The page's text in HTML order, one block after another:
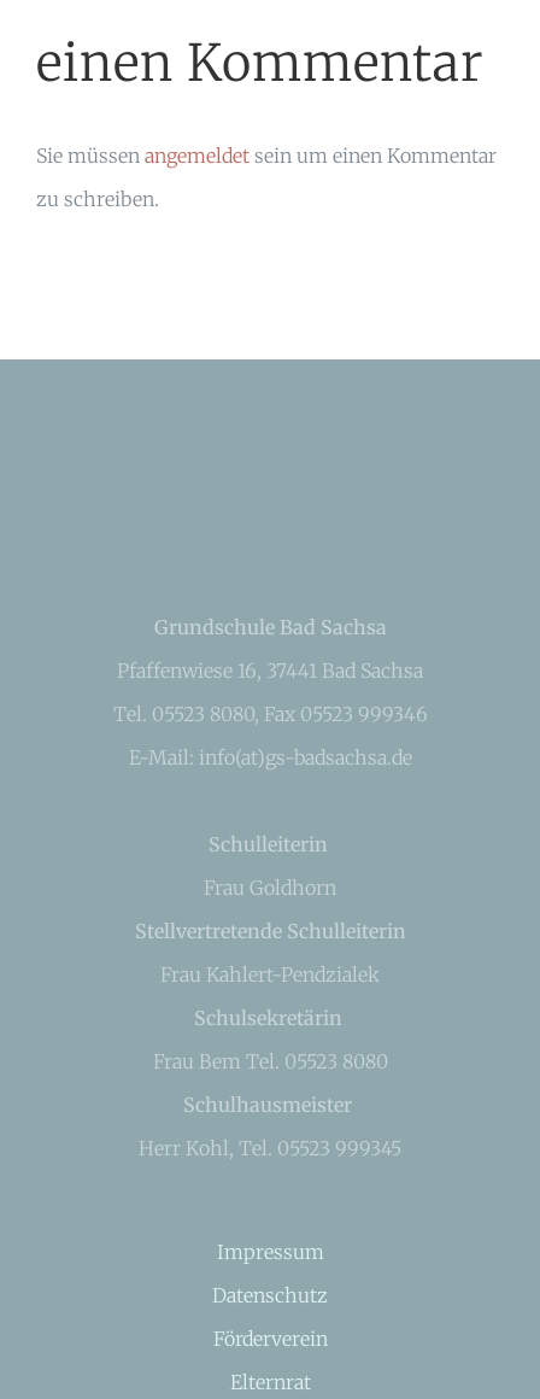
einen Kommentar
Sie müssen angemeldet sein um einen Kommentar
zu schreiben.
Grundschule Bad Sachsa
Pfaffenwiese 16, 37441 Bad Sachsa
Tel. 05523 8080, Fax 05523 999346
E-Mail: info(at)gs-badsachsa.de
Schulleiterin
Frau Goldhorn
Stellvertretende Schulleiterin
Frau Kahlert-Pendzialek
Schulsekretärin
Frau Bem Tel. 05523 8080
Schulhausmeister
Herr Kohl, Tel. 05523 999345
Impressum
Datenschutz
Förderverein
Elternrat